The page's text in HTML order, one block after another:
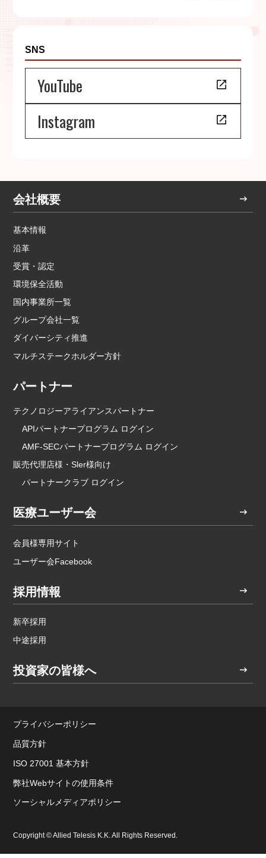
SNS
YouTube
Instagram
会社概要
基本情報
沿革
受賞・認定
環境保全活動
国内事業所一覧
グループ会社一覧
ダイバーシティ推進
マルチステークホルダー方針
パートナー
テクノロジーアライアンスパートナー
APIパートナープログラム ログイン
AMF-SECパートナープログラム ログイン
販売代理店様・Sler様向け
パートナークラブ ログイン
医療ユーザー会
会員様専用サイト
ユーザー会Facebook
採用情報
新卒採用
中途採用
投資家の皆様へ
プライバシーポリシー
品質方針
ISO 27001 基本方針
弊社Webサイトの使用条件
ソーシャルメディアポリシー
Copyright © Allied Telesis K.K. All Rights Reserved.